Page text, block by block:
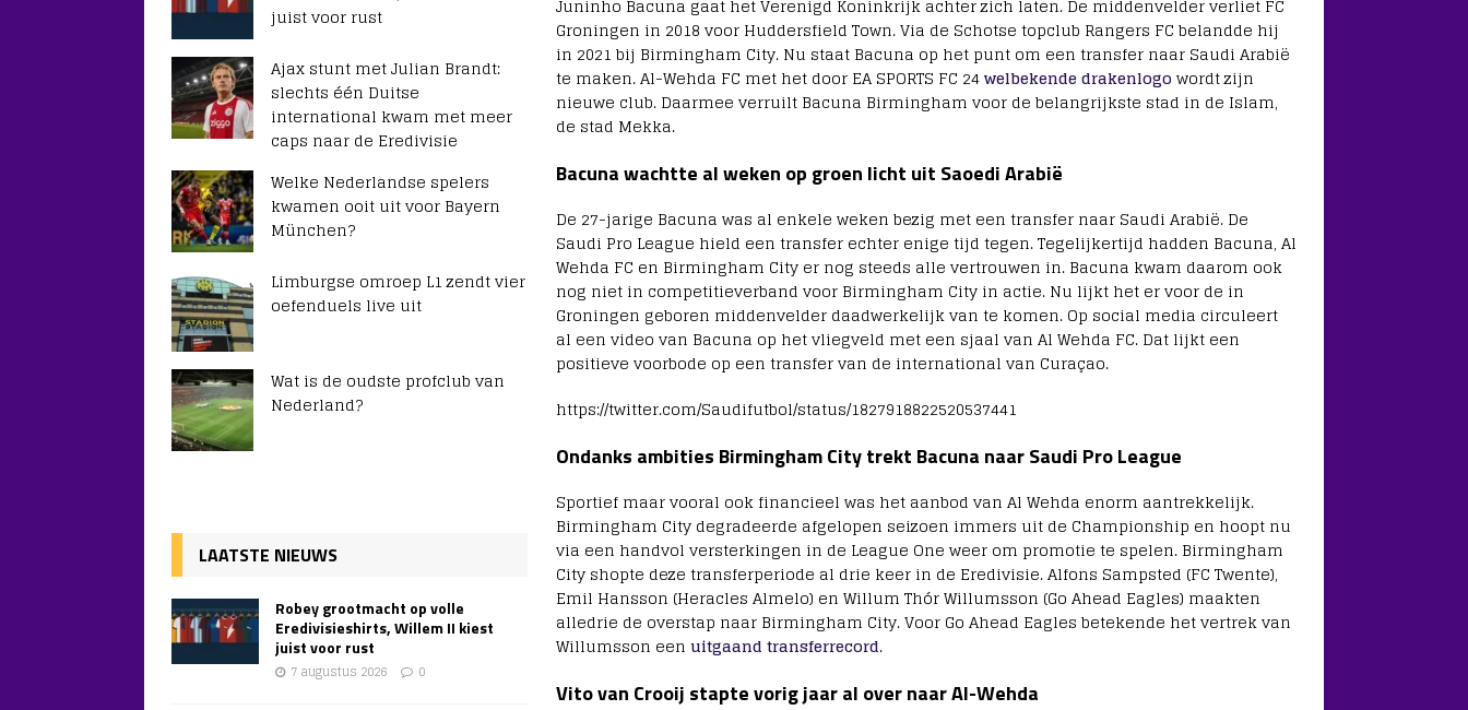
Juninho Bacuna gaat het Verenigd Koninkrijk achter zich laten. De middenvelder verliet FC
Groningen in 2018 voor Huddersfield Town. Via de Schotse topclub Rangers FC belandde hij
in 2021 bij Birmingham City. Nu staat Bacuna op het punt om een transfer naar Saudi Arabië
te maken. Al-Wehda FC met het door EA SPORTS FC 24welbekende drakenlogo wordt zijn
nieuwe club. Daarmee verruilt Bacuna Birmingham voor de belangrijkste stad in de Islam,
de stad Mekka.
Bacuna wachtte al weken op groen licht uit Saoedi Arabië
De 27-jarige Bacuna was al enkele weken bezig met een transfer naar Saudi Arabië. De
Saudi Pro League hield een transfer echter enige tijd tegen. Tegelijkertijd hadden Bacuna, Al
Wehda FC en Birmingham City er nog steeds alle vertrouwen in. Bacuna kwam daarom ook
nog niet in competitieverband voor Birmingham City in actie. Nu lijkt het er voor de in
Groningen geboren middenvelder daadwerkelijk van te komen. Op social media circuleert
al een video van Bacuna op het vliegveld met een sjaal van Al Wehda FC. Dat lijkt een
positieve voorbode op een transfer van de international van Curaçao.
https://twitter.com/Saudifutbol/status/1827918822520537441
Ondanks ambities Birmingham City trekt Bacuna naar Saudi Pro League
Sportief maar vooral ook financieel was het aanbod van Al Wehda enorm aantrekkelijk.
Birmingham City degradeerde afgelopen seizoen immers uit de Championship en hoopt nu
via een handvol versterkingen in de League One weer om promotie te spelen. Birmingham
City shopte deze transferperiode al drie keer in de Eredivisie. Alfons Sampsted (FC Twente),
Emil Hansson (Heracles Almelo) en Willum Thór Willumsson (Go Ahead Eagles) maakten
alledrie de overstap naar Birmingham City. Voor Go Ahead Eagles betekende het vertrek van
Willumsson een uitgaand transferrecord.
Vito van Crooij stapte vorig jaar al over naar Al-Wehda
juist voor rust
Ajax stunt met Julian Brandt:
slechts één Duitse
international kwam met meer
caps naar de Eredivisie
Welke Nederlandse spelers
kwamen ooit uit voor Bayern
München?
Limburgse omroep L1 zendt vier
oefenduels live uit
Wat is de oudste profclub van
Nederland?
LAATSTE NIEUWS
Robey grootmacht op volle
Eredivisieshirts, Willem II kiest
juist voor rust
7 augustus 2026 0